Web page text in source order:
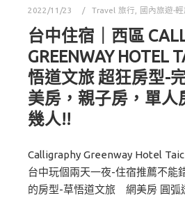
2022/11/23 Travel 旅行 國內旅遊-
台中住宿｜西區
GREENWAY HOTEL
悟道文旅 超狂房型-
美房，親子房，單
幾人!!
Calligraphy Greenway Hotel
台中玩個兩天一夜-住宿推薦不能
的房型-草悟道文旅 網美房 圓弧